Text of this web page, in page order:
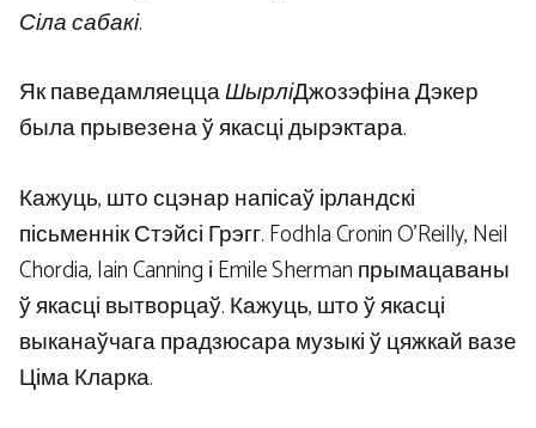
Сіла сабакі.
Як паведамляеццаШырліДжозэфіна Дэкер
была прывезена ў якасці дырэктара.
Кажуць, што сцэнар напісаў ірландскі
пісьменнік Стэйсі Грэгг. Fodhla Cronin O’Reilly, Neil
Chordia, Iain Canning і Emile Sherman прымацаваны
ў якасці вытворцаў. Кажуць, што ў якасці
выканаўчага прадзюсара музыкі ў цяжкай вазе
Ціма Кларка.